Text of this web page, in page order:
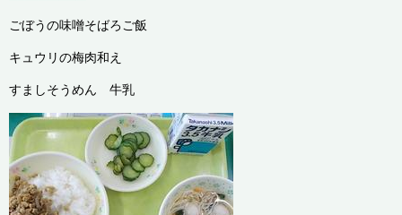
ごぼうの味噌そばろご飯
キュウリの梅肉和え
すましそうめん 牛乳